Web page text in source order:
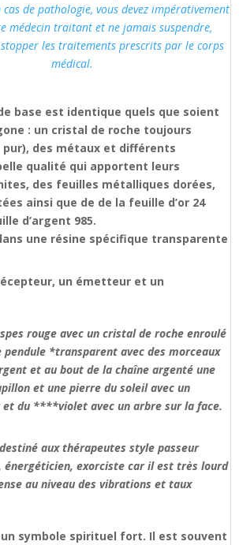
de pathologie, vous devez impérativement
médecin traitant et ne jamais suspendre,
les traitements prescrits par le corps
médical.
base est identique quels que soient
: un cristal de roche toujours
des métaux et différents
qualité qui apportent leurs
des feuilles métalliques dorées,
ainsi que de de la feuille d’or 24
d’argent 985.
une résine spécifique transparente
un émetteur et un
rouge avec un cristal de roche enroulé
pendule *transparent avec des morceaux
et au bout de la chaîne argenté une
et une pierre du soleil avec un
du ****violet avec un arbre sur la face.
aux thérapeutes style passeur
énergéticien, exorciste car il est très lourd
au niveau des vibrations et taux
symbole spirituel fort. Il est souvent